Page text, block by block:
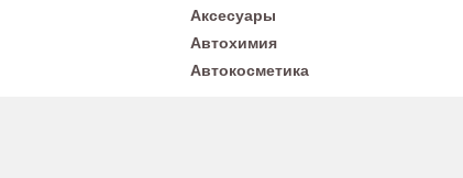
Аксесуары
Автохимия
Автокосметика